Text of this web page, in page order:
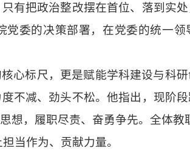
有把政治整改摆在首位、落到实
委的决策部署，在党委的统一领
心标尺，更是赋能学科建设与科
不减、劲头不松。他指出，现阶
想，履职尽责、奋勇争先。全体教
当作为、贡献力量。